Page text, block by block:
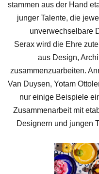
stammen aus der Hand
junger Talente, die
unverwechselbare
Serax wird die Ehre
aus Design,
zusammenzuarbeiten.
Van Duysen, Yotam
nur einige Beispiele
Zusammenarbeit mit
Designern und jungen